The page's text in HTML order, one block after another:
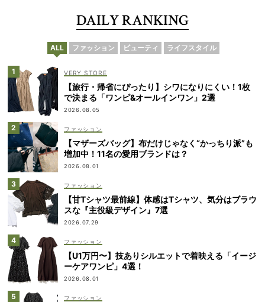
DAILY RANKING
ALL ファッション ビューティ ライフスタイル
VERY STORE
【旅行・帰省にぴったり】シワになりにくい！1枚
で決まる「ワンピ&オールインワン」2選
2026.08.05
ファッション
【マザーズバッグ】布だけじゃなく“かっちり派”も
増加中！11名の愛用ブランドは？
2026.08.01
ファッション
【甘Tシャツ最前線】体感はTシャツ、気分はブラウ
スな『主役級デザイン』7選
2026.07.29
ファッション
【U1万円〜】技ありシルエットで着映える「イージ
ーケアワンピ」4選！
2026.08.01
ファッション